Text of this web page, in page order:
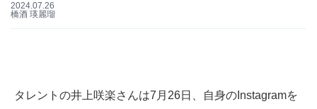
2024.07.26
橋酒 瑛麗瑠
タレントの井上咲楽さんは7月26日、自身のInstagramを